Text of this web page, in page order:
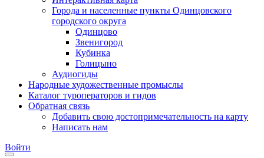
Города и населенные пункты Одинцовского
городского округа
Одинцово
Звенигород
Кубинка
Голицыно
Аудиогиды
Народные художественные промыслы
Каталог туроператоров и гидов
Обратная связь
Добавить свою достопримечательность на карту
Написать нам
Войти